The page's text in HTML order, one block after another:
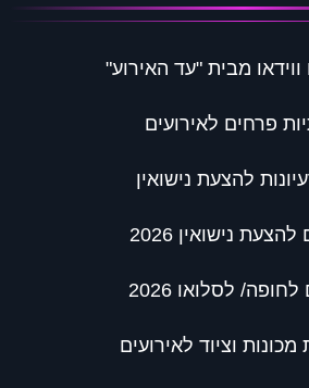
ווידאו מבית "עד האירוע"
פרחים לאירועים
נישואין 2026
לסלואו 2026
וציוד לאירועים